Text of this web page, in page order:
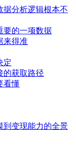
据分析逻辑根本不
要的一项数据
来得准
定
的获取路径
看懂